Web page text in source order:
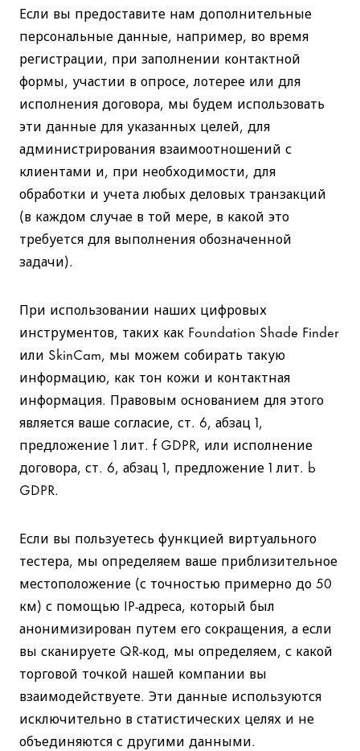
Если вы предоставите нам дополнительные
персональные данные, например, во время
регистрации, при заполнении контактной
формы, участии в опросе, лотерее или для
исполнения договора, мы будем использовать
эти данные для указанных целей, для
администрирования взаимоотношений с
клиентами и, при необходимости, для
обработки и учета любых деловых транзакций
(в каждом случае в той мере, в какой это
требуется для выполнения обозначенной
задачи).
При использовании наших цифровых
инструментов, таких как Foundation Shade Finder
или SkinCam, мы можем собирать такую
информацию, как тон кожи и контактная
информация. Правовым основанием для этого
является ваше согласие, ст. 6, абзац 1,
предложение 1 лит. f GDPR, или исполнение
договора, ст. 6, абзац 1, предложение 1 лит. b
GDPR.
Если вы пользуетесь функцией виртуального
тестера, мы определяем ваше приблизительное
местоположение (с точностью примерно до 50
км) с помощью IP-адреса, который был
анонимизирован путем его сокращения, а если
вы сканируете QR-код, мы определяем, с какой
торговой точкой нашей компании вы
взаимодействуете. Эти данные используются
исключительно в статистических целях и не
объединяются с другими данными.